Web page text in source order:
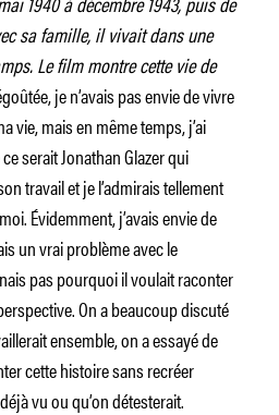
sa famille, il vivait dans une
Le film montre cette vie de
je n’avais pas envie de vivre
vie, mais en même temps, j’ai
serait Jonathan Glazer qui
travail et je l’admirais tellement
Évidemment, j’avais envie de
un vrai problème avec le
pas pourquoi il voulait raconter
On a beaucoup discuté
ensemble, on a essayé de
cette histoire sans recréer
vu ou qu’on détesterait.